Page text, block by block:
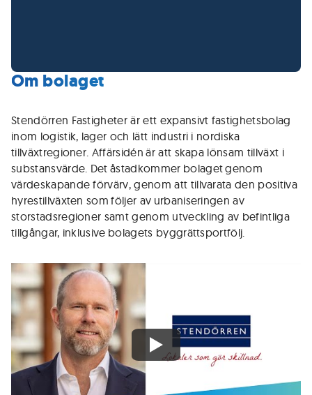
Om bolaget
Stendörren Fastigheter är ett expansivt fastighetsbolag
inom logistik, lager och lätt industri i nordiska
tillväxtregioner. Affärsidén är att skapa lönsam tillväxt i
substansvärde. Det åstadkommer bolaget genom
värdeskapande förvärv, genom att tillvarata den positiva
hyrestillväxten som följer av urbaniseringen av
storstadsregioner samt genom utveckling av befintliga
tillgångar, inklusive bolagets byggrättsportfölj.